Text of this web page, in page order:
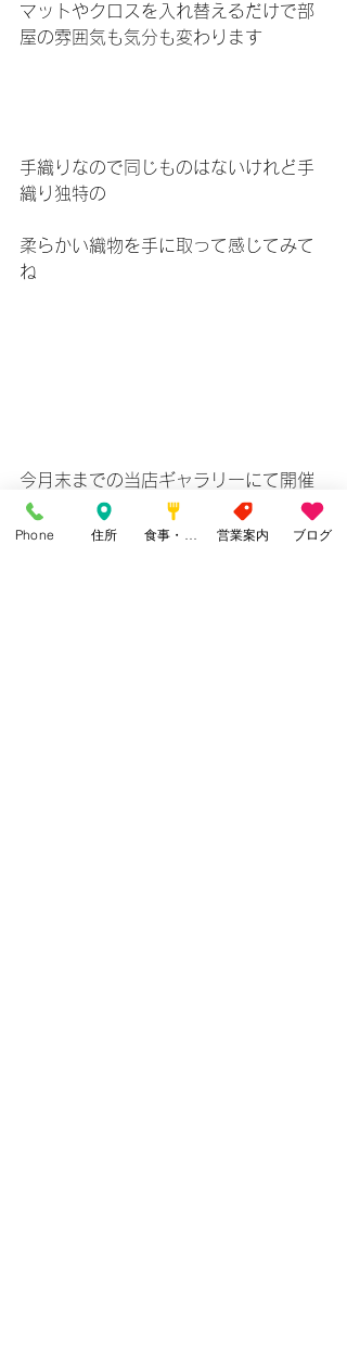
マットやクロスを入れ替えるだけで部
屋の雰囲気も気分も変わります
手織りなので同じものはないけれど手
織り独特の
柔らかい織物を手に取って感じてみて
ね
今月末までの当店ギャラリーにて開催
です
Phone 住所 営業案内 ブログ